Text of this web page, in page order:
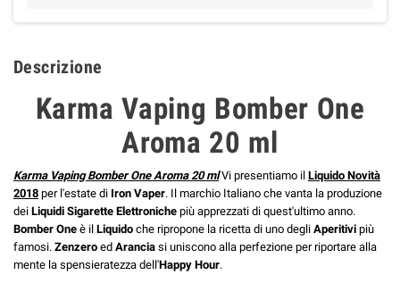
Descrizione
Karma Vaping Bomber One
Aroma 20 ml
Karma Vaping Bomber One Aroma 20 mlVi presentiamo il Liquido Novità
2018 per l'estate di Iron Vaper. Il marchio Italiano che vanta la produzione
dei Liquidi Sigarette Elettroniche più apprezzati di quest'ultimo anno.
Bomber One è il Liquido che ripropone la ricetta di uno degli Aperitivi più
famosi. Zenzero ed Arancia si uniscono alla perfezione per riportare alla
mente la spensieratezza dell'Happy Hour.